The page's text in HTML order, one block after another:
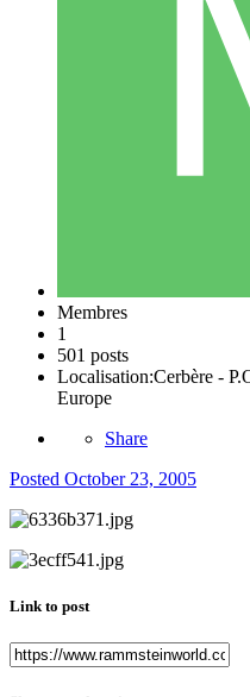
Membres
1
501 posts
Localisation:Cerbère -
Europe
Share
Posted October 23, 2005
Link to post